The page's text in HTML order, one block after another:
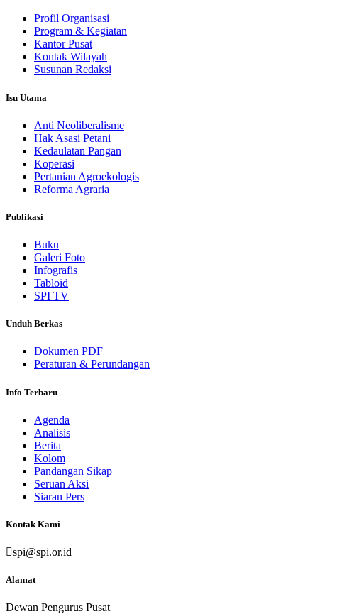
Profil Organisasi
Program & Kegiatan
Kantor Pusat
Kontak Wilayah
Susunan Redaksi
Isu Utama
Anti Neoliberalisme
Hak Asasi Petani
Kedaulatan Pangan
Koperasi
Pertanian Agroekologis
Reforma Agraria
Publikasi
Buku
Galeri Foto
Infografis
Tabloid
SPI TV
Unduh Berkas
Dokumen PDF
Peraturan & Perundangan
Info Terbaru
Agenda
Analisis
Berita
Kolom
Pandangan Sikap
Seruan Aksi
Siaran Pers
Kontak Kami
spi@spi.or.id
Alamat
Dewan Pengurus Pusat